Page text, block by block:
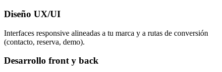
Diseño UX/UI
Interfaces responsive alineadas a tu marca y a rutas de conversión
(contacto, reserva, demo).
Desarrollo front y back